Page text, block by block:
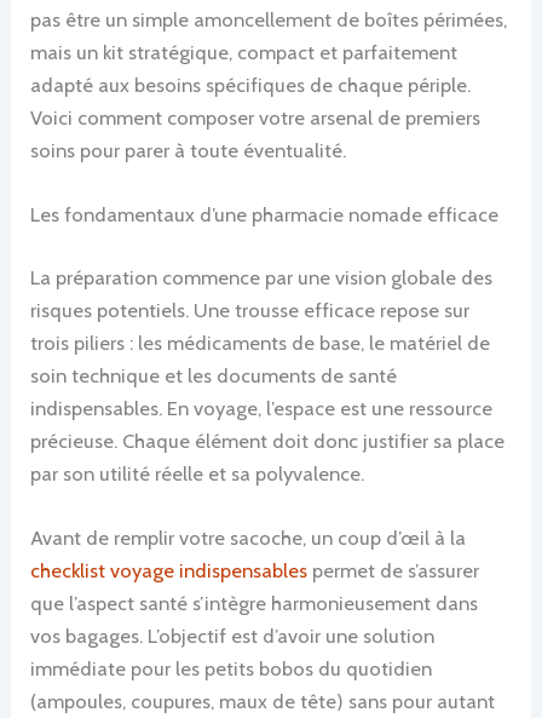
pas être un simple amoncellement de boîtes périmées,
mais un kit stratégique, compact et parfaitement
adapté aux besoins spécifiques de chaque périple.
Voici comment composer votre arsenal de premiers
soins pour parer à toute éventualité.
Les fondamentaux d’une pharmacie nomade efficace
La préparation commence par une vision globale des
risques potentiels. Une trousse efficace repose sur
trois piliers : les médicaments de base, le matériel de
soin technique et les documents de santé
indispensables. En voyage, l’espace est une ressource
précieuse. Chaque élément doit donc justifier sa place
par son utilité réelle et sa polyvalence.
Avant de remplir votre sacoche, un coup d’œil à la
checklist voyage indispensables permet de s’assurer
que l’aspect santé s’intègre harmonieusement dans
vos bagages. L’objectif est d’avoir une solution
immédiate pour les petits bobos du quotidien
(ampoules, coupures, maux de tête) sans pour autant